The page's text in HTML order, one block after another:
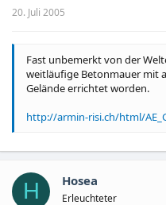
20. Juli 2005
Fast unbemerkt von der
weitläufige Betonmauer mit
Gelände errichtet worden.
http://armin-risi.ch/html/
H Hosea
Erleuchteter